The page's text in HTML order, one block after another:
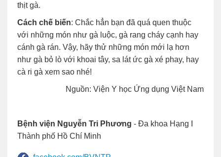
thịt gà.
Cách chế biến: Chắc hẳn bạn đã quá quen thuộc
với những món như gà luộc, gà rang cháy cạnh hay
cánh gà rán. Vậy, hãy thử những món mới lạ hơn
như gà bỏ lò với khoai tây, sa lát ức gà xé phay, hay
cà ri gà xem sao nhé!
Nguồn: Viện Y học Ứng dụng Việt Nam
Bệnh viện Nguyễn Tri Phương - Đa khoa Hạng I
Thành phố Hồ Chí Minh